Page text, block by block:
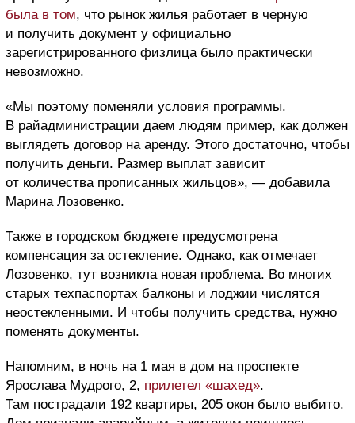
была в том, что рынок жилья работает в черную
и получить документ у официально
зарегистрированного физлица было практически
невозможно.
«Мы поэтому поменяли условия программы.
В райадминистрации даем людям пример, как должен
выглядеть договор на аренду. Этого достаточно, чтобы
получить деньги. Размер выплат зависит
от количества прописанных жильцов», — добавила
Марина Лозовенко.
Также в городском бюджете предусмотрена
компенсация за остекление. Однако, как отмечает
Лозовенко, тут возникла новая проблема. Во многих
старых техпаспортах балконы и лоджии числятся
неостекленными. И чтобы получить средства, нужно
поменять документы.
Напомним, в ночь на 1 мая в дом на проспекте
Ярослава Мудрого, 2, прилетел «шахед».
Там пострадали 192 квартиры, 205 окон было выбито.